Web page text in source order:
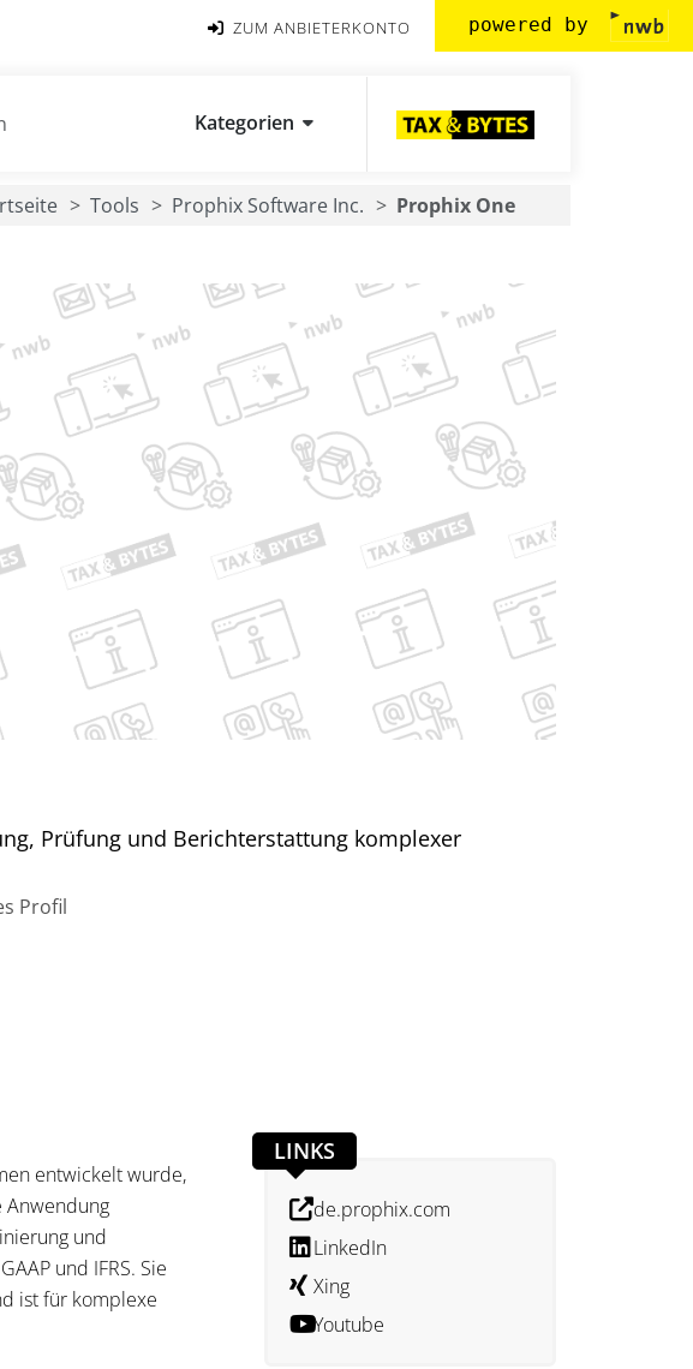
ZUM ANBIETERKONTO powered by
Kategorien
Tools Prophix Software Inc. Prophix One
Prüfung und Berichterstattung komplexer
Profil
entwickelt wurde,
Anwendung
und
und IFRS. Sie
ist für komplexe
LINKS
de.prophix.com
LinkedIn
Xing
Youtube